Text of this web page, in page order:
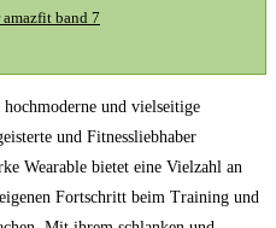
band 7
und vielseitige
und Fitnessliebhaber
Wearable bietet eine Vielzahl an
Fortschritt beim Training und